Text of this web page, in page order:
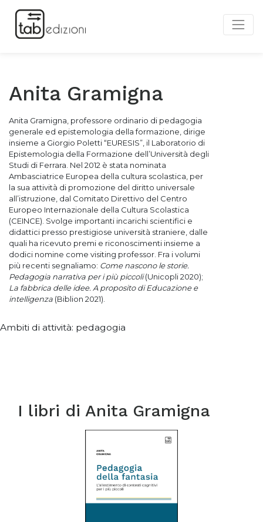
Anita Gramigna
Anita Gramigna, professore ordinario di pedagogia
generale ed epistemologia della formazione, dirige
insieme a Giorgio Poletti “EURESIS”, il Laboratorio di
Epistemologia della Formazione dell’Università degli
Studi di Ferrara. Nel 2012 è stata nominata
Ambasciatrice Europea della cultura scolastica, per
la sua attività di promozione del diritto universale
all’istruzione, dal Comitato Direttivo del Centro
Europeo Internazionale della Cultura Scolastica
(CEINCE). Svolge importanti incarichi scientifici e
didattici presso prestigiose università straniere, dalle
quali ha ricevuto premi e riconoscimenti insieme a
dodici nomine come visiting professor. Fra i volumi
più recenti segnaliamo: Come nascono le storie.
Pedagogia narrativa per i più piccoli(Unicopli 2020);
La fabbrica delle idee. A proposito di Educazione e
intelligenza (Biblion 2021).
Ambiti di attività: pedagogia
I libri di Anita Gramigna